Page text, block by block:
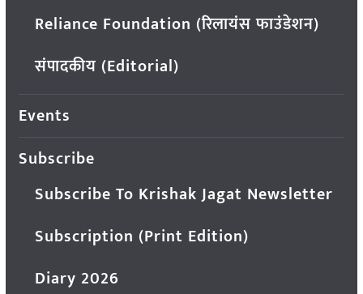
Reliance Foundation (रिलायंस फाउंडेशन)
संपादकीय (Editorial)
Events
Subscribe
Subscribe To Krishak Jagat Newsletter
Subscription (Print Edition)
Diary 2026